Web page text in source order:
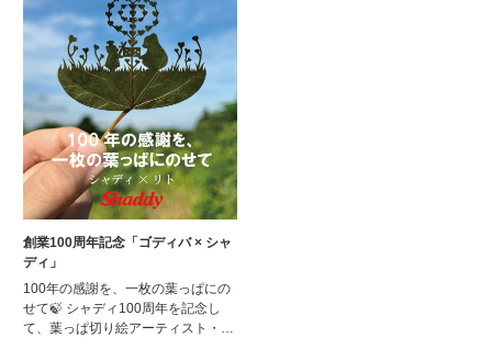
創業100周年記念「ゴディバ × シャ
ディ」
100年の感謝を、一枚の葉っぱにの
せて🍃 シャディ100周年を記念し
て、葉っぱ切り絵アーティスト・リ